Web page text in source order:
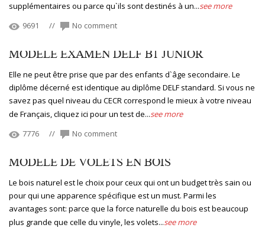
supplémentaires ou parce qu`ils sont destinés à un...see more
9691
// No comment
MODELE EXAMEN DELF B1 JUNIOR
Elle ne peut être prise que par des enfants d`âge secondaire. Le
diplôme décerné est identique au diplôme DELF standard. Si vous ne
savez pas quel niveau du CECR correspond le mieux à votre niveau
de Français, cliquez ici pour un test de...see more
7776
// No comment
MODELE DE VOLETS EN BOIS
Le bois naturel est le choix pour ceux qui ont un budget très sain ou
pour qui une apparence spécifique est un must. Parmi les
avantages sont: parce que la force naturelle du bois est beaucoup
plus grande que celle du vinyle, les volets...see more